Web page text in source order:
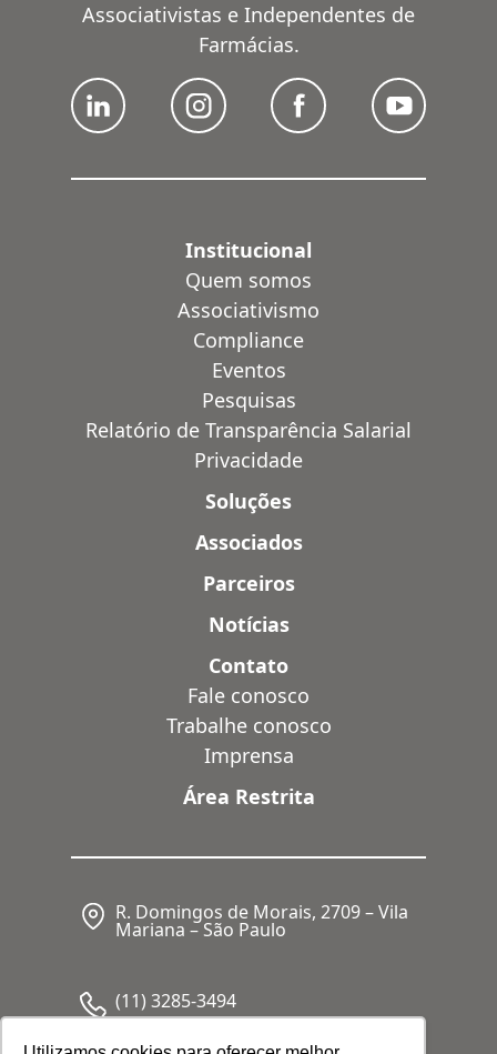
Associativistas e Independentes de
Farmácias.
Institucional
Quem somos
Associativismo
Compliance
Eventos
Pesquisas
Relatório de Transparência Salarial
Privacidade
Soluções
Associados
Parceiros
Notícias
Contato
Fale conosco
Trabalhe conosco
Imprensa
Área Restrita
R. Domingos de Morais, 2709 – Vila
Mariana – São Paulo
(11) 3285-3494